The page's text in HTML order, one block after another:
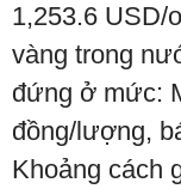
1,253.6 USD/
vàng trong
đứng ở mức:
đồng/lượng,
Khoảng cách